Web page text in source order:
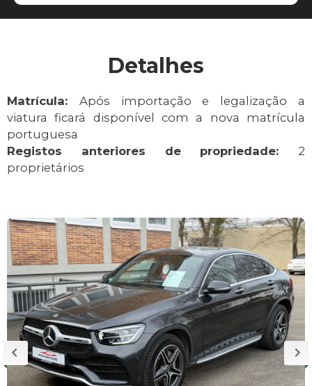
Detalhes
Matrícula: Após importação e legalização a
viatura ficará disponível com a nova matrícula
portuguesa
Registos anteriores de propriedade: 2
proprietários